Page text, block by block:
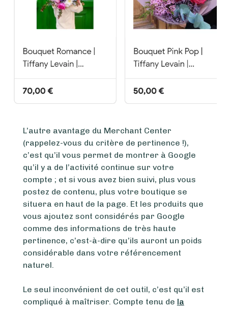
L’autre avantage du Merchant Center
(rappelez-vous du critère de pertinence !),
c’est qu’il vous permet de montrer à Google
qu’il y a de l’activité continue sur votre
compte ; et si vous avez bien suivi, plus vous
postez de contenu, plus votre boutique se
situera en haut de la page. Et les produits que
vous ajoutez sont considérés par Google
comme des informations de très haute
pertinence, c’est-à-dire qu’ils auront un poids
considérable dans votre référencement
naturel.
Le seul inconvénient de cet outil, c’est qu’il est
compliqué à maîtriser. Compte tenu de la